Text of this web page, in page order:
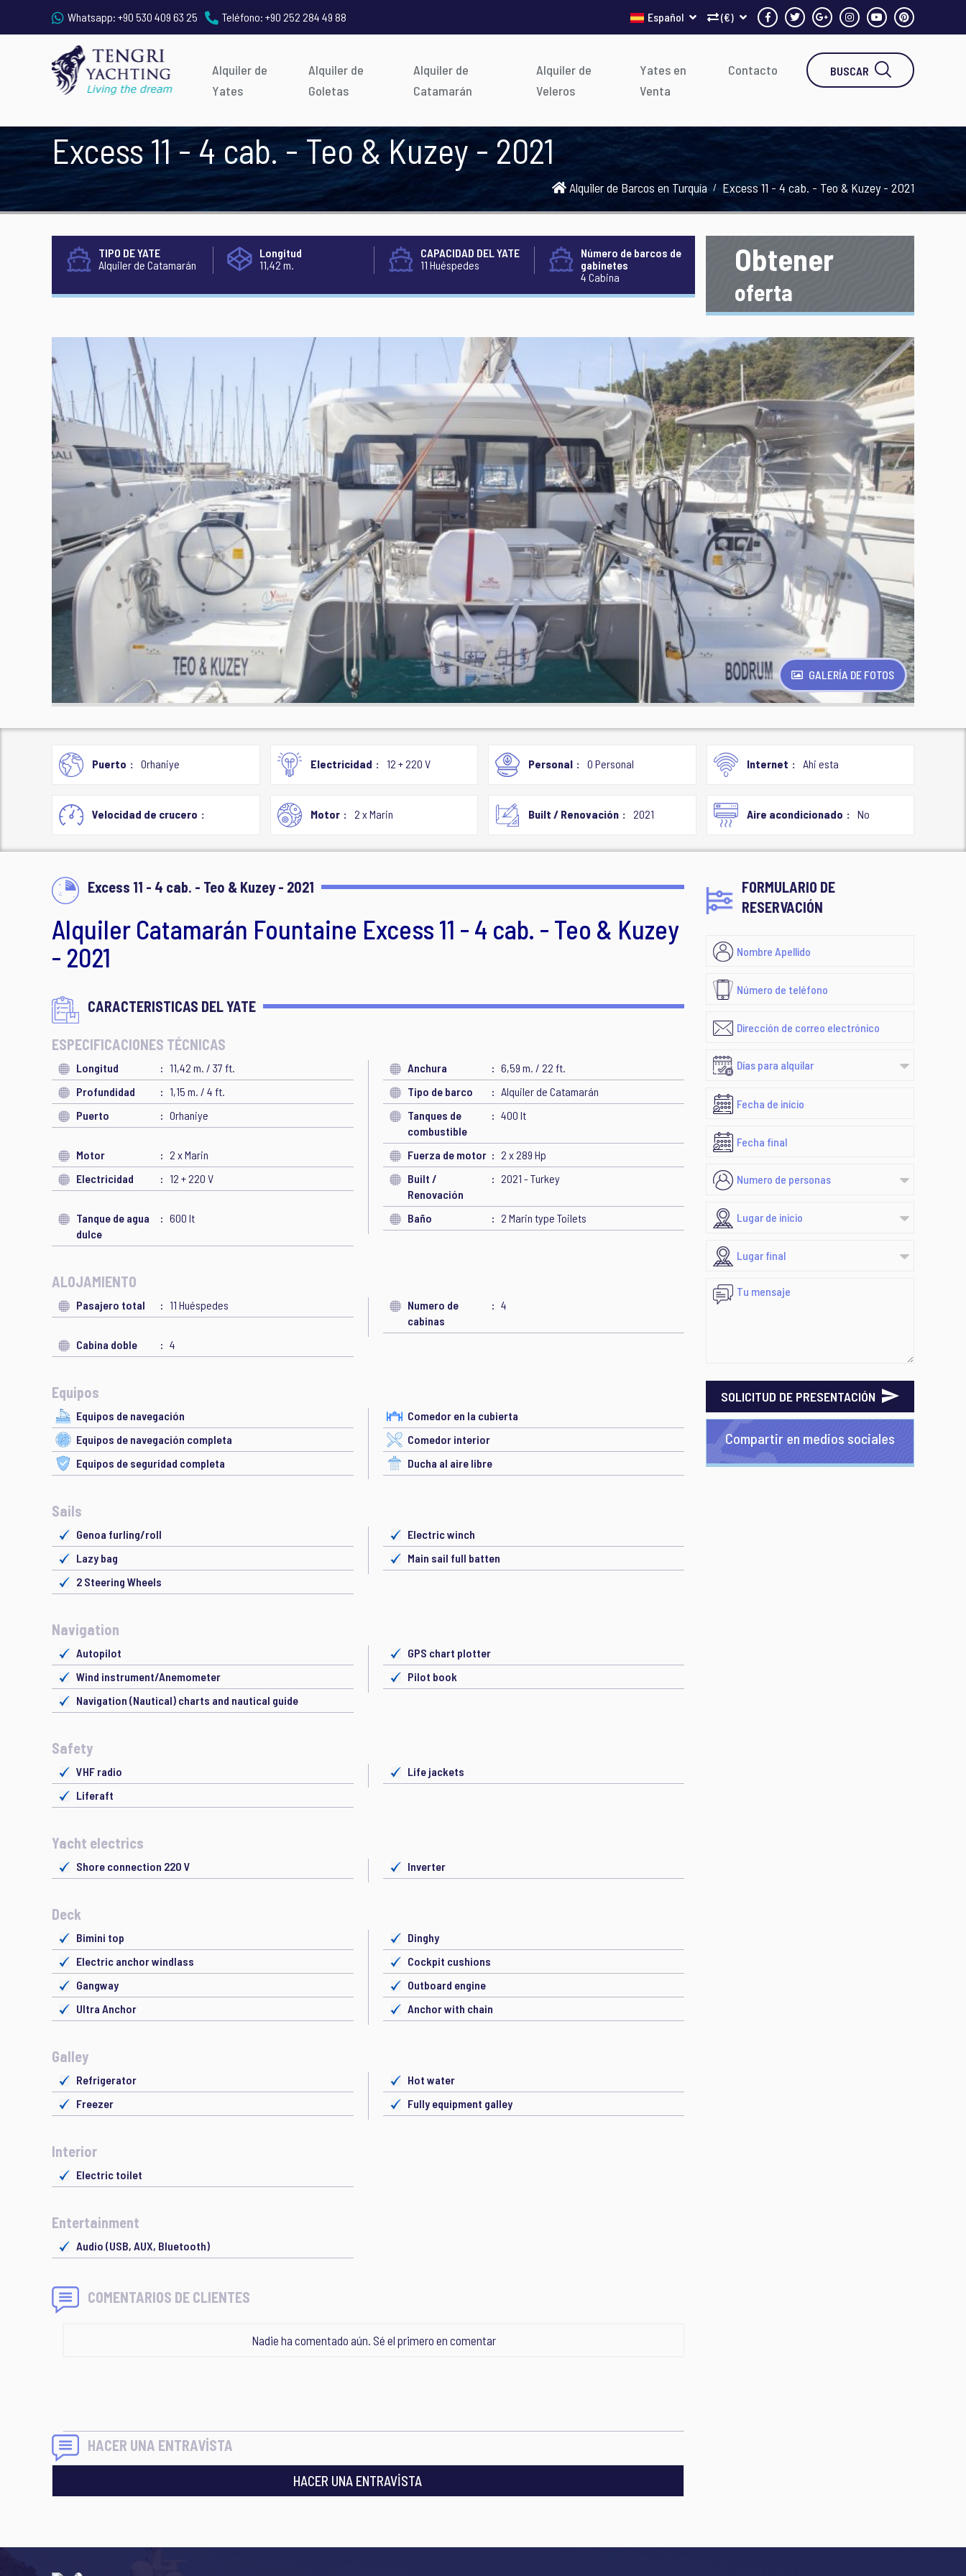
Whatsapp: +90 530 409 63 25 Teléfono: +90 252 284 49 88 (€)
Español
Alquiler de
Yates
Alquiler de
Goletas
Alquiler de
Catamarán
Alquiler de
Veleros
Yates en
Venta
Contacto BUSCAR
Excess 11 - 4 cab. - Teo & Kuzey - 2021
Alquiler de Barcos en Turquía Excess 11 - 4 cab. - Teo & Kuzey - 2021
TIPO DE YATE
Alquiler de Catamarán
Longitud
11,42 m.
CAPACIDAD DEL YATE
11 Huéspedes
Número de barcos de
gabinetes
4 Cabina
Obtener
oferta
GALERÍA DE FOTOS
Puerto Orhaniye Electricidad 12 + 220 V Personal 0 Personal Internet Ahi esta
Velocidad de crucero Motor 2 x Marin Built / Renovación 2021 Aire acondicionado No
Excess 11 - 4 cab. - Teo & Kuzey - 2021
Alquiler Catamarán Fountaine Excess 11 - 4 cab. - Teo & Kuzey
- 2021
CARACTERISTICAS DEL YATE
ESPECIFICACIONES TÉCNICAS
Longitud 11,42 m. / 37 ft. Anchura
6,59 m. / 22 ft.
Profundidad
1,15 m. / 4 ft. Tipo de barco
Alquiler de Catamarán
Puerto
Orhaniye
Tanques de
combustible
400 lt
Motor 2 x Marin Fuerza de motor
2 x 289 Hp
Electricidad
12 + 220 V
Built /
Renovación
2021 - Turkey
Tanque de agua
dulce
600 lt Baño 2 Marin type Toilets
ALOJAMIENTO
Pasajero total 11 Huéspedes
Numero de
cabinas
4
Cabina doble 4
Equipos
Equipos de navegación
Comedor en la cubierta
Equipos de navegación completa
Comedor interior
Equipos de seguridad completa
Ducha al aire libre
Sails
Genoa furling/roll
Electric winch
Lazy bag
Main sail full batten
2 Steering Wheels
Navigation
Autopilot
GPS chart plotter
Wind instrument/Anemometer
Pilot book
Navigation (Nautical) charts and nautical guide
Safety
VHF radio
Life jackets
Liferaft
Yacht electrics
Shore connection 220 V Inverter
Deck
Bimini top
Dinghy
Electric anchor windlass
Cockpit cushions
Gangway
Outboard engine
Ultra Anchor
Anchor with chain
Galley
Refrigerator
Hot water
Freezer
Fully equipment galley
Interior
Electric toilet
Entertainment
Audio (USB, AUX, Bluetooth)
COMENTARIOS DE CLIENTES
Nadie ha comentado aún. Sé el primero en comentar
HACER UNA ENTRAVİSTA
HACER UNA ENTRAVİSTA
FORMULARIO DE
RESERVACIÓN
SOLICITUD DE PRESENTACIÓN
Compartir en medios sociales